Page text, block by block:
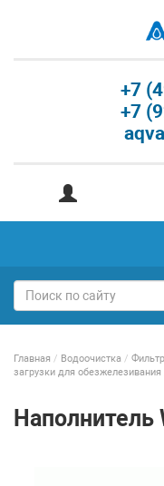
+7
+7
Главная / Водоочистка /
загрузки для обезжелезивания
Наполнитель